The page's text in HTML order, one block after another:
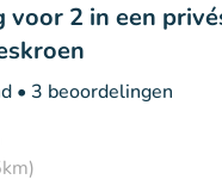
voor 2 in een
• 3 beoordelingen